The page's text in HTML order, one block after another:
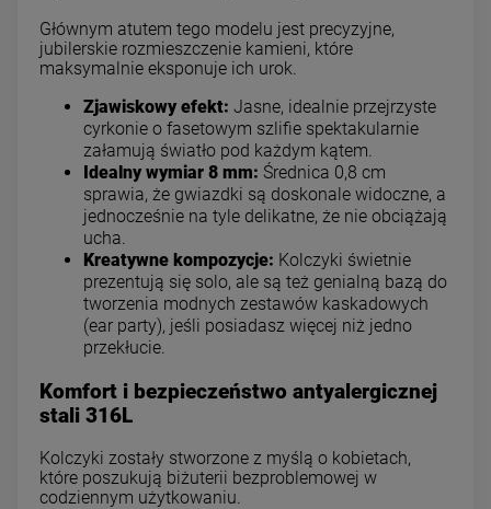
Głównym atutem tego modelu jest precyzyjne,
jubilerskie rozmieszczenie kamieni, które
maksymalnie eksponuje ich urok.
Zjawiskowy efekt: Jasne, idealnie przejrzyste
cyrkonie o fasetowym szlifie spektakularnie
załamują światło pod każdym kątem.
Idealny wymiar 8 mm: Średnica 0,8 cm
sprawia, że gwiazdki są doskonale widoczne, a
jednocześnie na tyle delikatne, że nie obciążają
ucha.
Kreatywne kompozycje: Kolczyki świetnie
prezentują się solo, ale są też genialną bazą do
tworzenia modnych zestawów kaskadowych
(ear party), jeśli posiadasz więcej niż jedno
przekłucie.
Komfort i bezpieczeństwo antyalergicznej
stali 316L
Kolczyki zostały stworzone z myślą o kobietach,
które poszukują biżuterii bezproblemowej w
codziennym użytkowaniu.